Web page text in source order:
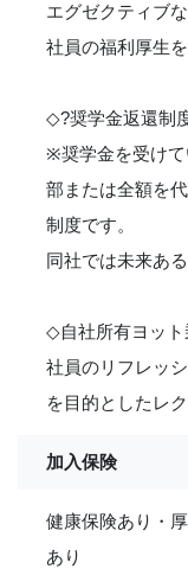
エグゼクティブ
社員の福利厚生
◇?奨学金返還制
※奨学金を受けて
部または全額を
制度です。
同社では未来あ
◇自社所有ヨット
社員のリフレッ
を目的としたレ
加入保険
健康保険あり・
あり